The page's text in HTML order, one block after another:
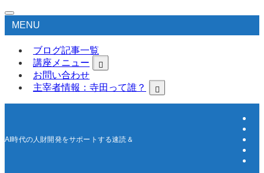
MENU
ブログ記事一覧
講座メニュー
お問い合わせ
主宰者情報：寺田って誰？
AI時代の人財開発をサポートする速読＆高速学習の研究所